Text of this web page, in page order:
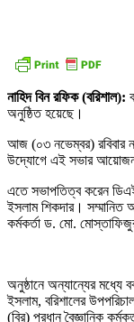
নাহিদ বিন রফিক (বরিশাল):
অনুষ্ঠিত হয়েছে।
আজ (০৩ নভেম্বর) রবিবার
উদ্যোগে এই সভার
এতে সভাপতিত্ব করেন
ইসলাম শিকদার। সম্মানিত
কর্মকর্তা ড. মো.
অনুষ্ঠানে অন্যান্যের মধ্যে
ইসলাম, বরিশালের
(ব্রি) প্রধান বৈজ্ঞানিক